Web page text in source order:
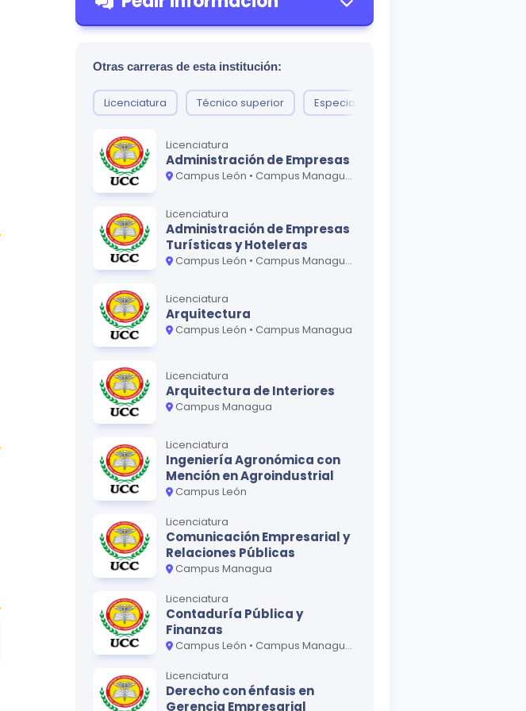
Otras carreras de esta institución:
Licenciatura Técnico superior Especialidad
Licenciatura
Administración de Empresas
Campus León • Campus Managua • Campus Matagalpa
Licenciatura
Administración de Empresas
Turísticas y Hoteleras
Campus León • Campus Managua • Campus Matagalpa
Licenciatura
Arquitectura
Campus León • Campus Managua
Licenciatura
Arquitectura de Interiores
Campus Managua
Licenciatura
Ingeniería Agronómica con
Mención en Agroindustrial
Campus León
Licenciatura
Comunicación Empresarial y
Relaciones Públicas
Campus Managua
Licenciatura
Contaduría Pública y
Finanzas
Campus León • Campus Managua • Campus Matagalpa
Licenciatura
Derecho con énfasis en
Gerencia Empresarial